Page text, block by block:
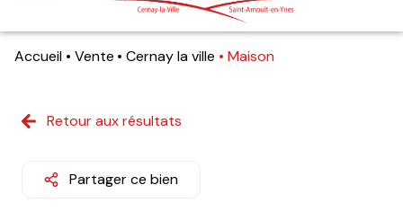
Accueil Vente Cernay la ville Maison
Retour aux résultats
Partager ce bien